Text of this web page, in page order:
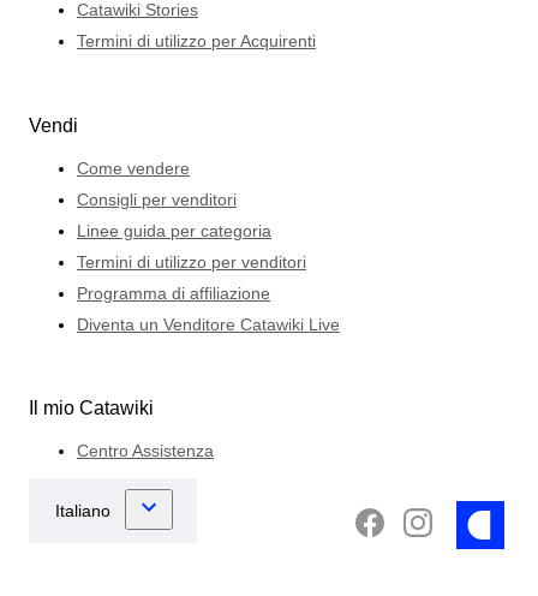
Catawiki Stories
Termini di utilizzo per Acquirenti
Vendi
Come vendere
Consigli per venditori
Linee guida per categoria
Termini di utilizzo per venditori
Programma di affiliazione
Diventa un Venditore Catawiki Live
Il mio Catawiki
Centro Assistenza